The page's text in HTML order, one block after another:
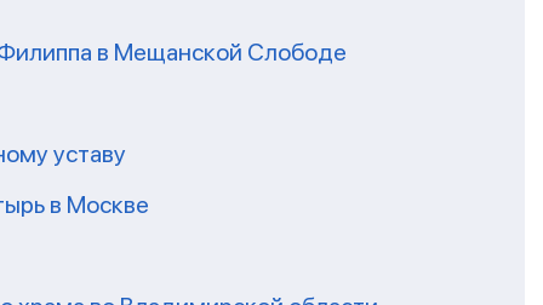
в Мещанской Слободе
уставу
в Москве